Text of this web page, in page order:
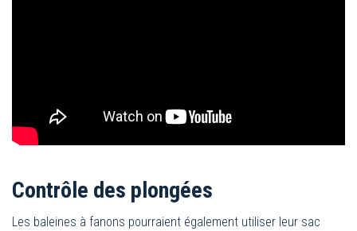
Contrôle des plongées
Les baleines à fanons pourraient également utiliser leur sac